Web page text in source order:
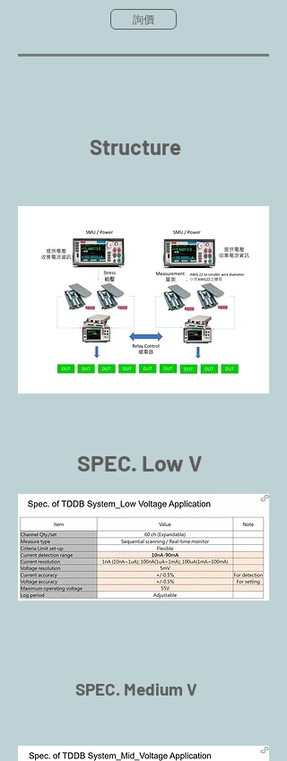
詢價
Structure
SPEC. Low V
SPEC. Medium V